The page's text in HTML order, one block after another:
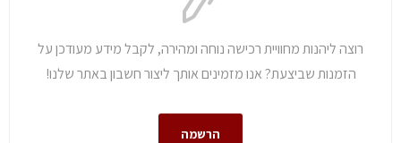
רוצה ליהנות מחוויית רכישה נוחה ומהירה, לקבל מידע מעודכן על
הזמנות שביצעת? אנו מזמינים אותך ליצור חשבון באתר שלנו!
הרשמה